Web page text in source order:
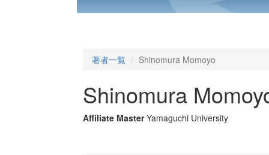
著者一覧 Shinomura Momoyo
Shinomura
Affiliate Master Yamaguchi University